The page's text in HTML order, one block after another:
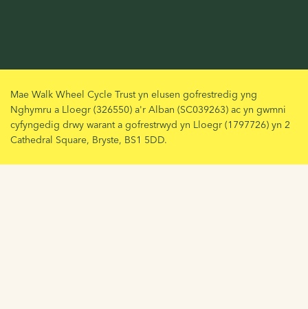
Mae Walk Wheel Cycle Trust yn elusen gofrestredig yng
Nghymru a Lloegr (326550) a'r Alban (SC039263) ac yn gwmni
cyfyngedig drwy warant a gofrestrwyd yn Lloegr (1797726) yn 2
Cathedral Square, Bryste, BS1 5DD.